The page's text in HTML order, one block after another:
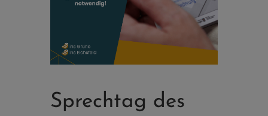
Sprechtag des